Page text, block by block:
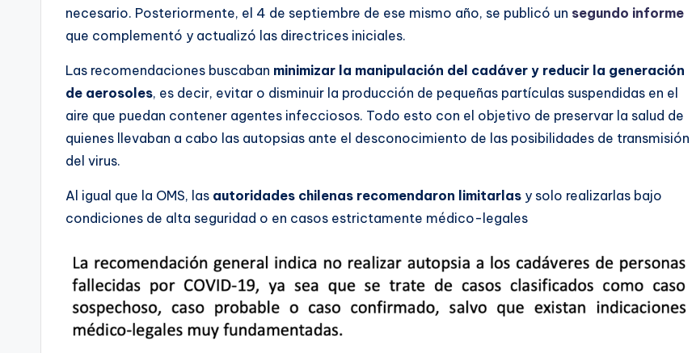
necesario. Posteriormente, el 4 de septiembre de ese mismo año, se publicó un segundo informe
que complementó y actualizó las directrices iniciales.
Las recomendaciones buscaban minimizar la manipulación del cadáver y reducir la generación
de aerosoles, es decir, evitar o disminuir la producción de pequeñas partículas suspendidas en el
aire que puedan contener agentes infecciosos. Todo esto con el objetivo de preservar la salud de
quienes llevaban a cabo las autopsias ante el desconocimiento de las posibilidades de transmisión
del virus.
Al igual que la OMS, las autoridades chilenas recomendaron limitarlas y solo realizarlas bajo
condiciones de alta seguridad o en casos estrictamente médico-legales